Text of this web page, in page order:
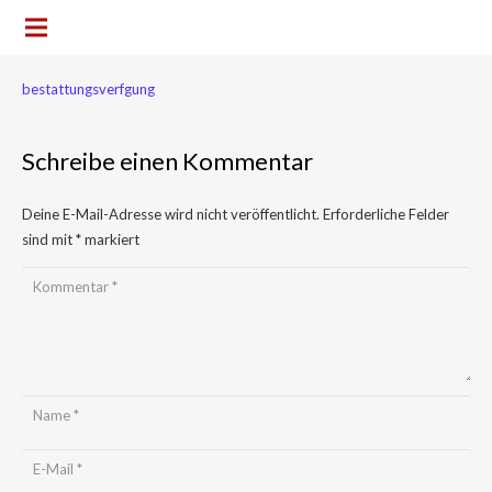
bestattungsverfgung
Schreibe einen Kommentar
Deine E-Mail-Adresse wird nicht veröffentlicht. Erforderliche Felder
sind mit*markiert